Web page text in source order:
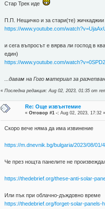
Стар Трек иде
П.П. Нещичко и за стари(те)
https://www.youtube.com/
и сега въпросът е вярва ли господ в
един)
https://www.youtube.com/
...давам на Гого материал за
«Последна редакция: Aug 02, 2023, 01:35 от
Re: Още извънтемие
«Отговор #1 -: Aug 02, 2023, 17:32 »
Скоро вече няма да има извинение
https://m.dnevnik.bg/bulgaria/2023/08/
Че през нощта панелите не
https://thedebrief.org/these-anti-solar-
Или пък при облачно-дъждовно време
https://thedebrief.org/forget-solar-panels-